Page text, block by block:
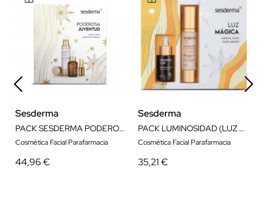
Sesderma
PACK SESDERMA PODEROSA JUVENTUD
Cosmética Facial Parafarmacia
44,96 €
Sesderma
PACK LUMINOSIDAD (LUZ MÁGICA)
Cosmética Facial Parafarmacia
35,21 €